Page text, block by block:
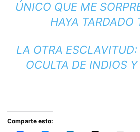
ÚNICO QUE ME
HAYA TARDADO
LA OTRA
OCULTA DE INDIOS
Comparte esto: